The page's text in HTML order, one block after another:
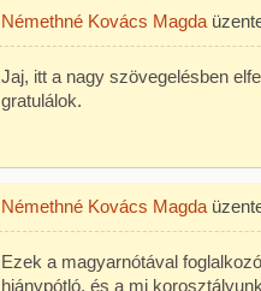
Némethné Kovács Magda
Jaj, itt a nagy szövegelésben
gratulálok.
Némethné Kovács Magda
Ezek a magyarnótával
hiánypótló, és a mi